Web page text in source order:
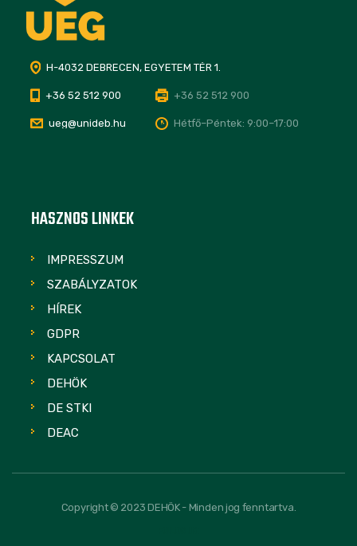
H-4032 DEBRECEN, EGYETEM TÉR 1.
+36 52 512 900 +36 52 512 900
ueg@unideb.hu Hétfő–Péntek: 9:00–17:00
HASZNOS LINKEK
IMPRESSZUM
SZABÁLYZATOK
HÍREK
GDPR
KAPCSOLAT
DEHÖK
DE STKI
DEAC
Copyright © 2023 DEHÖK - Minden jog fenntartva.